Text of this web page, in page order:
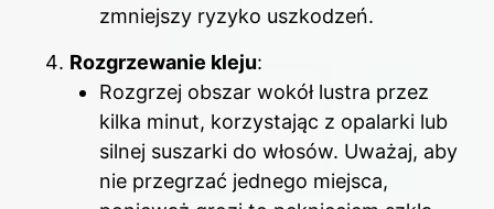
zmniejszy ryzyko uszkodzeń.
Rozgrzewanie kleju:
Rozgrzej obszar wokół lustra przez
kilka minut, korzystając z opalarki lub
silnej suszarki do włosów. Uważaj, aby
nie przegrzać jednego miejsca,